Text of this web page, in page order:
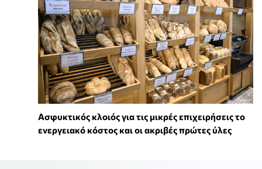
Ασφυκτικός κλοιός για τις μικρές επιχειρήσεις το
ενεργειακό κόστος και οι ακριβές πρώτες ύλες